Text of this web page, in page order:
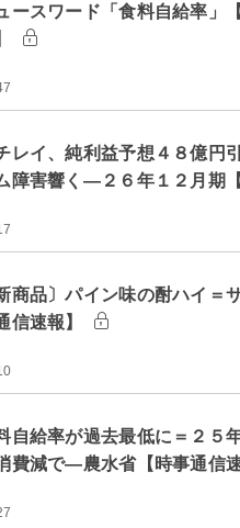
ースワード「食料自給率」
レイ、純利益予想４８億円
障害響く―２６年１２月期
商品〕パイン味の酎ハイ＝
信速報】
自給率が過去最低に＝２５
費減で―農水省【時事通信